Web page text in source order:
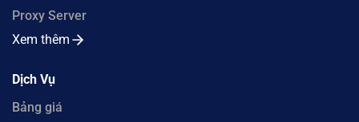
Proxy Server
Xem thêm
Dịch Vụ
Bảng giá